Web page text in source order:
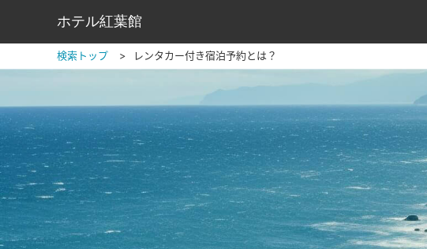
ホテル紅葉館
検索トップ レンタカー付き宿泊予約とは？